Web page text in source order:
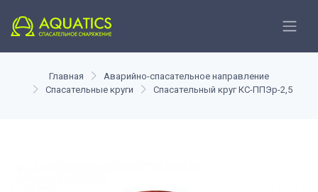
Главная
Аварийно-спасательное направление
Спасательные круги
Спасательный круг КС-ППЭр-2,5